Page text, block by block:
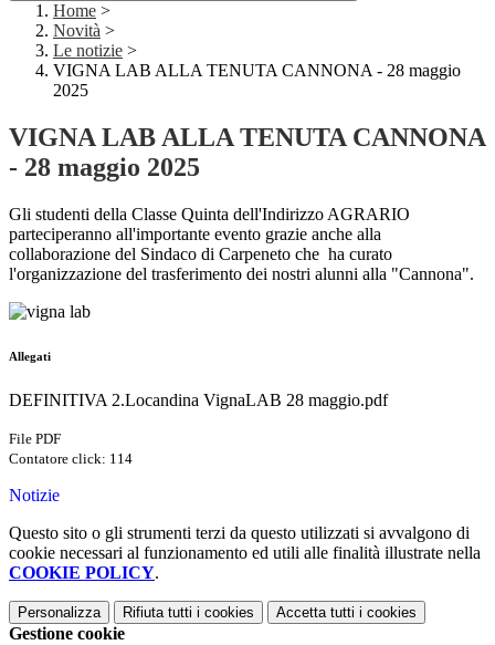
Home >
Novità >
Le notizie >
VIGNA LAB ALLA TENUTA CANNONA - 28 maggio
2025
VIGNA LAB ALLA TENUTA CANNONA
- 28 maggio 2025
Gli studenti della Classe Quinta dell'Indirizzo AGRARIO
parteciperanno all'importante evento grazie anche alla
collaborazione del Sindaco di Carpeneto che ha curato
l'organizzazione del trasferimento dei nostri alunni alla "Cannona".
Allegati
DEFINITIVA 2.Locandina VignaLAB 28 maggio.pdf
File PDF
Contatore click: 114
Notizie
Questo sito o gli strumenti terzi da questo utilizzati si avvalgono di
cookie necessari al funzionamento ed utili alle finalità illustrate nella
COOKIE POLICY.
Personalizza Rifiuta tutti i cookies Accetta tutti i cookies
Gestione cookie